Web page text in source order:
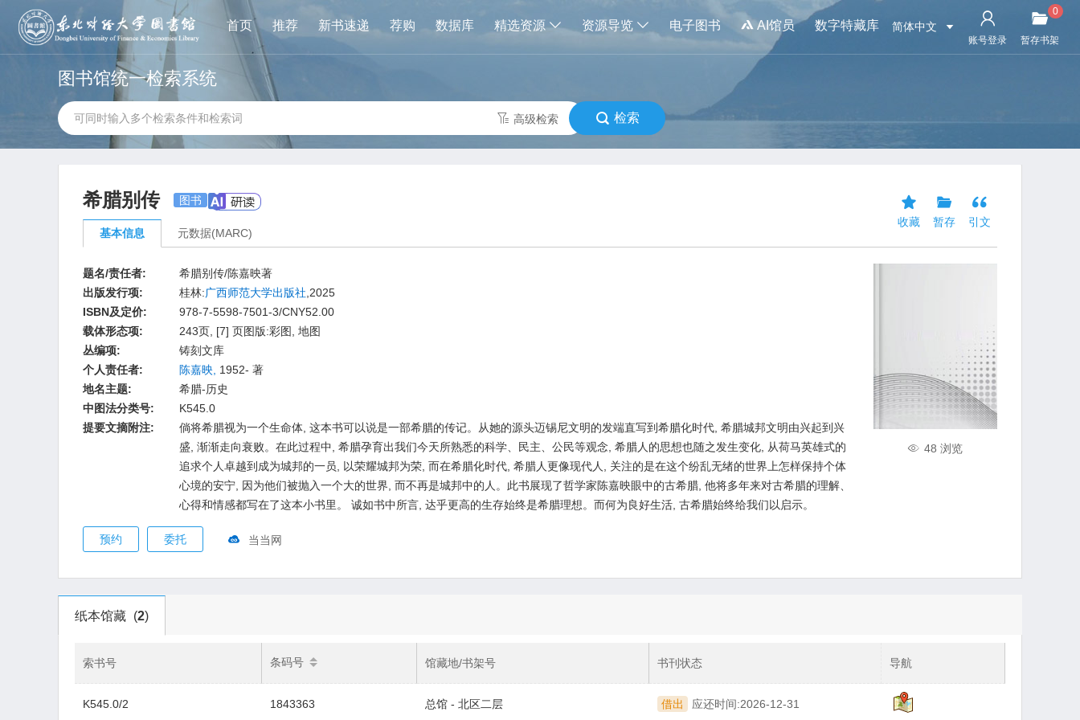
首页 推荐 新书速递 荐购 数据库 精选资源 资源导览 电子图书 AI馆员 数字特藏库 简体中文
账号登录 暂存书架
0
图书馆统一检索系统
高级检索 检索
收藏 暂存 引文
希腊别传 图书
基本信息 元数据(MARC)
题名/责任者:
希腊别传/陈嘉映著
出版发行项:
桂林:广西师范大学出版社 ,2025
ISBN及定价:
978-7-5598-7501-3/CNY52.00
载体形态项:
243页, [7] 页图版:彩图, 地图
丛编项:
铸刻文库
个人责任者:
陈嘉映, 1952- 著
地名主题:
希腊-历史
中图法分类号:
K545.0
提要文摘附注:
倘将希腊视为一个生命体, 这本书可以说是一部希腊的传记。从她的源头迈锡尼文明的发端直写到希腊化时代, 希腊城邦文明由兴起到兴
盛, 渐渐走向衰败。在此过程中, 希腊孕育出我们今天所熟悉的科学、民主、公民等观念, 希腊人的思想也随之发生变化, 从荷马英雄式的
追求个人卓越到成为城邦的一员, 以荣耀城邦为荣, 而在希腊化时代, 希腊人更像现代人, 关注的是在这个纷乱无绪的世界上怎样保持个体
心境的安宁, 因为他们被抛入一个大的世界, 而不再是城邦中的人。此书展现了哲学家陈嘉映眼中的古希腊, 他将多年来对古希腊的理解、
心得和情感都写在了这本小书里。 诚如书中所言, 达乎更高的生存始终是希腊理想。而何为良好生活, 古希腊始终给我们以启示。
48 浏览
预约 委托 当当网
纸本馆藏 (2)
索书号 条码号 馆藏地/书架号 书刊状态 导航
K545.0/2 1843363 总馆 - 北区二层 借出 应还时间:2026-12-31